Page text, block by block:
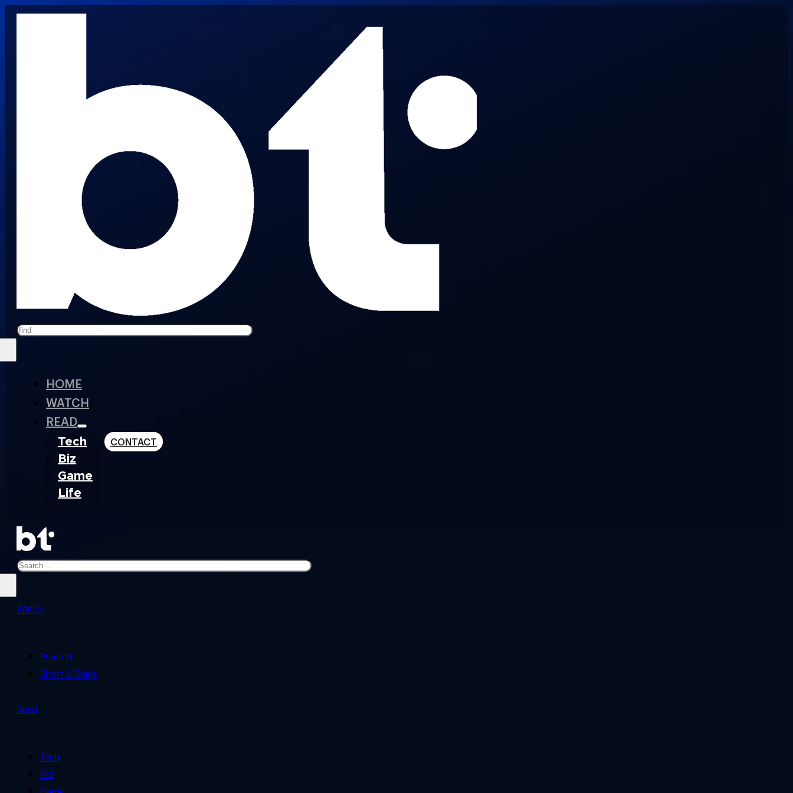
Search
HOME
WATCH
READ
Tech
Biz
Game
Life
CONTACT
Search
Watch
Playlist
Short & Reels
Read
Tech
Biz